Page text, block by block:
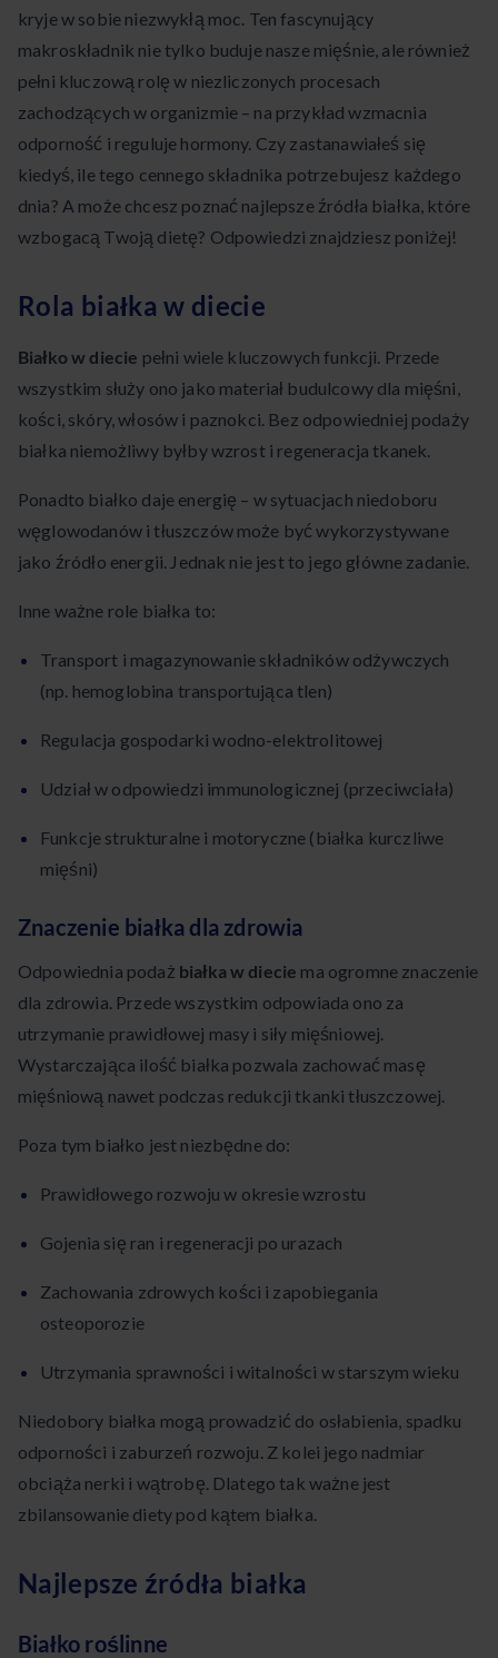
kryje w sobie niezwykłą moc. Ten fascynujący
makroskładnik nie tylko buduje nasze mięśnie, ale również
pełni kluczową rolę w niezliczonych procesach
zachodzących w organizmie – na przykład wzmacnia
odporność i reguluje hormony. Czy zastanawiałeś się
kiedyś, ile tego cennego składnika potrzebujesz każdego
dnia? A może chcesz poznać najlepsze źródła białka, które
wzbogacą Twoją dietę? Odpowiedzi znajdziesz poniżej!
Rola białka w diecie
Białko w diecie pełni wiele kluczowych funkcji. Przede
wszystkim służy ono jako materiał budulcowy dla mięśni,
kości, skóry, włosów i paznokci. Bez odpowiedniej podaży
białka niemożliwy byłby wzrost i regeneracja tkanek.
Ponadto białko daje energię – w sytuacjach niedoboru
węglowodanów i tłuszczów może być wykorzystywane
jako źródło energii. Jednak nie jest to jego główne zadanie.
Inne ważne role białka to:
Transport i magazynowanie składników odżywczych
(np. hemoglobina transportująca tlen)
Regulacja gospodarki wodno-elektrolitowej
Udział w odpowiedzi immunologicznej (przeciwciała)
Funkcje strukturalne i motoryczne (białka kurczliwe
mięśni)
Znaczenie białka dla zdrowia
Odpowiednia podaż białka w diecie ma ogromne znaczenie
dla zdrowia. Przede wszystkim odpowiada ono za
utrzymanie prawidłowej masy i siły mięśniowej.
Wystarczająca ilość białka pozwala zachować masę
mięśniową nawet podczas redukcji tkanki tłuszczowej.
Poza tym białko jest niezbędne do:
Prawidłowego rozwoju w okresie wzrostu
Gojenia się ran i regeneracji po urazach
Zachowania zdrowych kości i zapobiegania
osteoporozie
Utrzymania sprawności i witalności w starszym wieku
Niedobory białka mogą prowadzić do osłabienia, spadku
odporności i zaburzeń rozwoju. Z kolei jego nadmiar
obciąża nerki i wątrobę. Dlatego tak ważne jest
zbilansowanie diety pod kątem białka.
Najlepsze źródła białka
Białko roślinne